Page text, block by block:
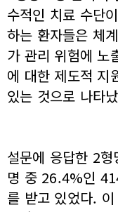
수적인 치료 수단
하는 환자들은 체
가 관리 위험에 노
에 대한 제도적 지
있는 것으로 나타
설문에 응답한 2
명 중 26.4%인
를 받고 있었다.